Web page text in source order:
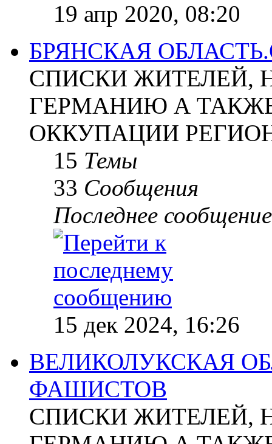
19 апр 2020, 08:20
БРЯНСКАЯ
СПИСКИ ЖИТЕЛЕЙ,
ГЕРМАНИЮ А
ОККУПАЦИИ
15 Темы
33 Сообщения
Последнее сообщение
15 дек 2024, 16:26
ВЕЛИКОЛУКСКАЯ
ФАШИСТОВ
СПИСКИ ЖИТЕЛЕЙ,